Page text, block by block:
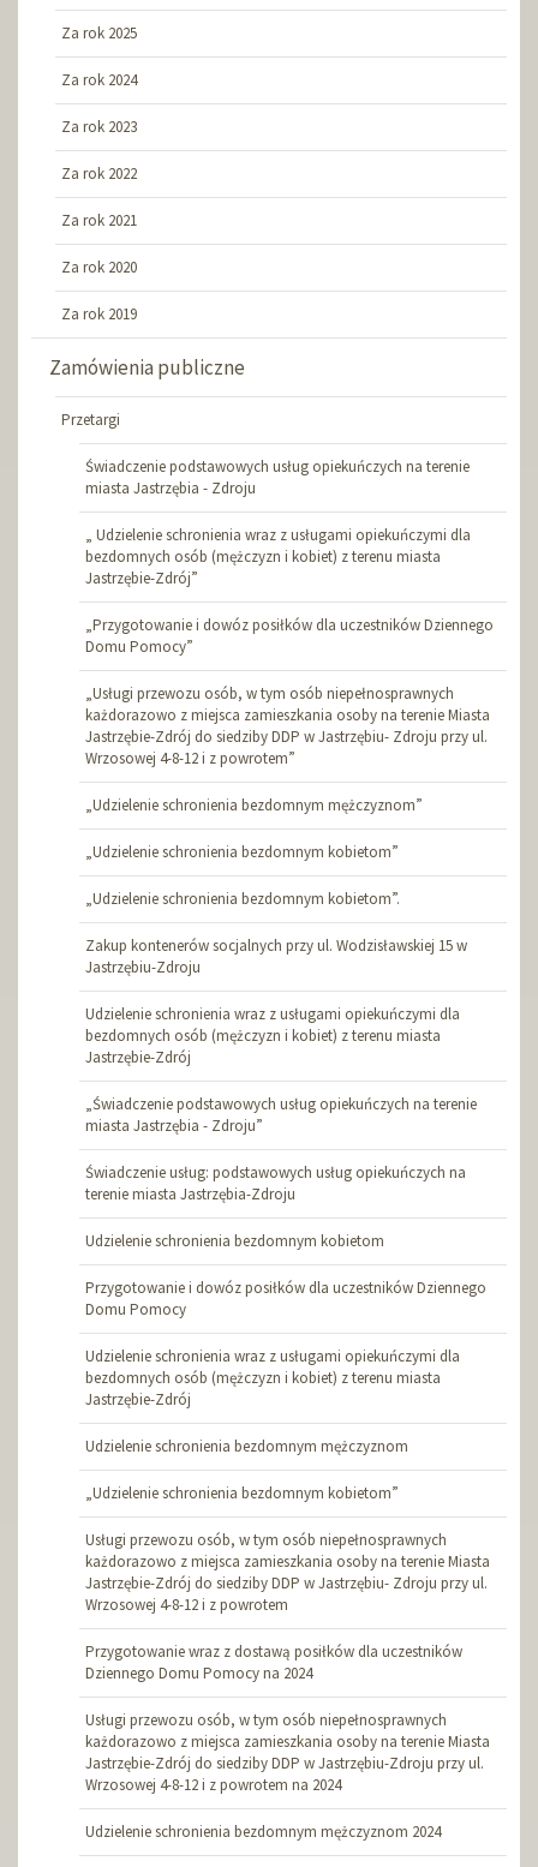
Za rok 2025
Za rok 2024
Za rok 2023
Za rok 2022
Za rok 2021
Za rok 2020
Za rok 2019
Zamówienia publiczne
Przetargi
Świadczenie podstawowych usług opiekuńczych na terenie
miasta Jastrzębia - Zdroju
„ Udzielenie schronienia wraz z usługami opiekuńczymi dla
bezdomnych osób (mężczyzn i kobiet) z terenu miasta
Jastrzębie-Zdrój”
„Przygotowanie i dowóz posiłków dla uczestników Dziennego
Domu Pomocy”
„Usługi przewozu osób, w tym osób niepełnosprawnych
każdorazowo z miejsca zamieszkania osoby na terenie Miasta
Jastrzębie-Zdrój do siedziby DDP w Jastrzębiu- Zdroju przy ul.
Wrzosowej 4-8-12 i z powrotem”
„Udzielenie schronienia bezdomnym mężczyznom”
„Udzielenie schronienia bezdomnym kobietom”
„Udzielenie schronienia bezdomnym kobietom”.
Zakup kontenerów socjalnych przy ul. Wodzisławskiej 15 w
Jastrzębiu-Zdroju
Udzielenie schronienia wraz z usługami opiekuńczymi dla
bezdomnych osób (mężczyzn i kobiet) z terenu miasta
Jastrzębie-Zdrój
„Świadczenie podstawowych usług opiekuńczych na terenie
miasta Jastrzębia - Zdroju”
Świadczenie usług: podstawowych usług opiekuńczych na
terenie miasta Jastrzębia-Zdroju
Udzielenie schronienia bezdomnym kobietom
Przygotowanie i dowóz posiłków dla uczestników Dziennego
Domu Pomocy
Udzielenie schronienia wraz z usługami opiekuńczymi dla
bezdomnych osób (mężczyzn i kobiet) z terenu miasta
Jastrzębie-Zdrój
Udzielenie schronienia bezdomnym mężczyznom
„Udzielenie schronienia bezdomnym kobietom”
Usługi przewozu osób, w tym osób niepełnosprawnych
każdorazowo z miejsca zamieszkania osoby na terenie Miasta
Jastrzębie-Zdrój do siedziby DDP w Jastrzębiu- Zdroju przy ul.
Wrzosowej 4-8-12 i z powrotem
Przygotowanie wraz z dostawą posiłków dla uczestników
Dziennego Domu Pomocy na 2024
Usługi przewozu osób, w tym osób niepełnosprawnych
każdorazowo z miejsca zamieszkania osoby na terenie Miasta
Jastrzębie-Zdrój do siedziby DDP w Jastrzębiu-Zdroju przy ul.
Wrzosowej 4-8-12 i z powrotem na 2024
Udzielenie schronienia bezdomnym mężczyznom 2024